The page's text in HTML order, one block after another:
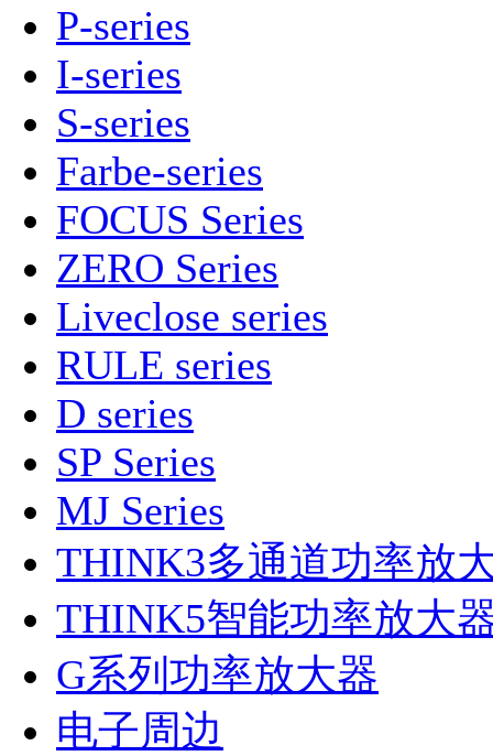
P-series
I-series
S-series
Farbe-series
FOCUS Series
ZERO Series
Liveclose series
RULE series
D series
SP Series
MJ Series
THINK3多通道功率放
THINK5智能功率放大
G系列功率放大器
电子周边